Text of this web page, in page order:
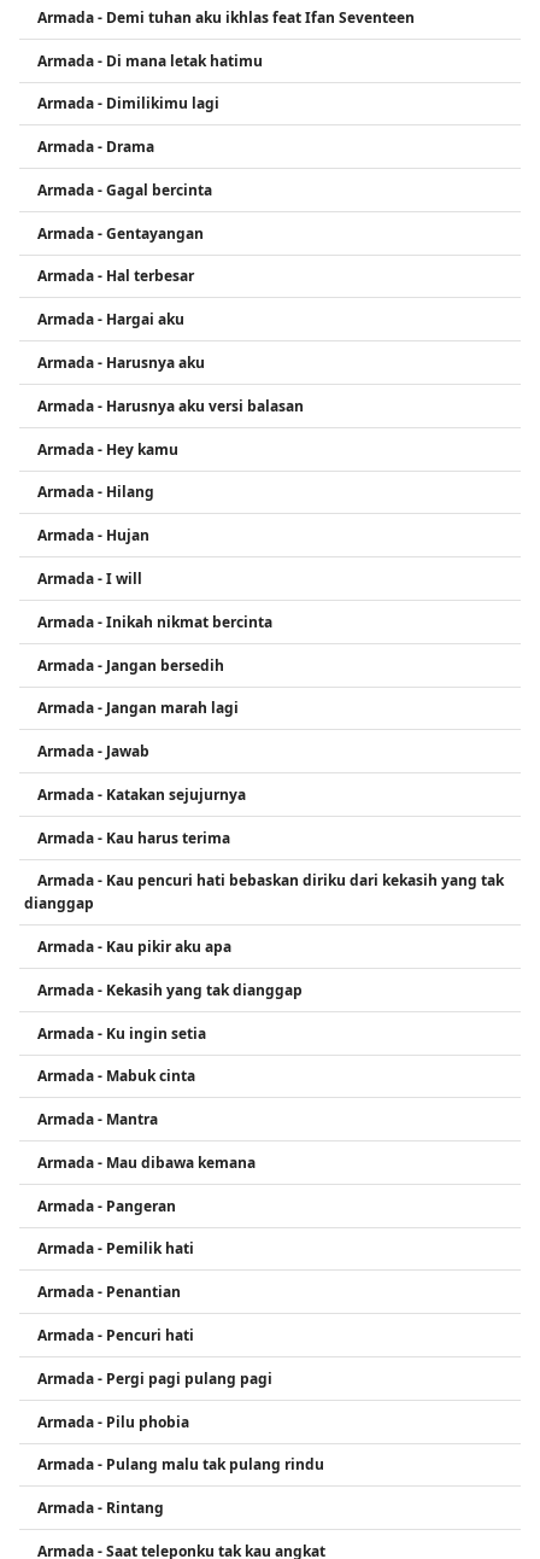
Armada - Demi tuhan aku ikhlas feat Ifan Seventeen
Armada - Di mana letak hatimu
Armada - Dimilikimu lagi
Armada - Drama
Armada - Gagal bercinta
Armada - Gentayangan
Armada - Hal terbesar
Armada - Hargai aku
Armada - Harusnya aku
Armada - Harusnya aku versi balasan
Armada - Hey kamu
Armada - Hilang
Armada - Hujan
Armada - I will
Armada - Inikah nikmat bercinta
Armada - Jangan bersedih
Armada - Jangan marah lagi
Armada - Jawab
Armada - Katakan sejujurnya
Armada - Kau harus terima
Armada - Kau pencuri hati bebaskan diriku dari kekasih yang tak
dianggap
Armada - Kau pikir aku apa
Armada - Kekasih yang tak dianggap
Armada - Ku ingin setia
Armada - Mabuk cinta
Armada - Mantra
Armada - Mau dibawa kemana
Armada - Pangeran
Armada - Pemilik hati
Armada - Penantian
Armada - Pencuri hati
Armada - Pergi pagi pulang pagi
Armada - Pilu phobia
Armada - Pulang malu tak pulang rindu
Armada - Rintang
Armada - Saat teleponku tak kau angkat